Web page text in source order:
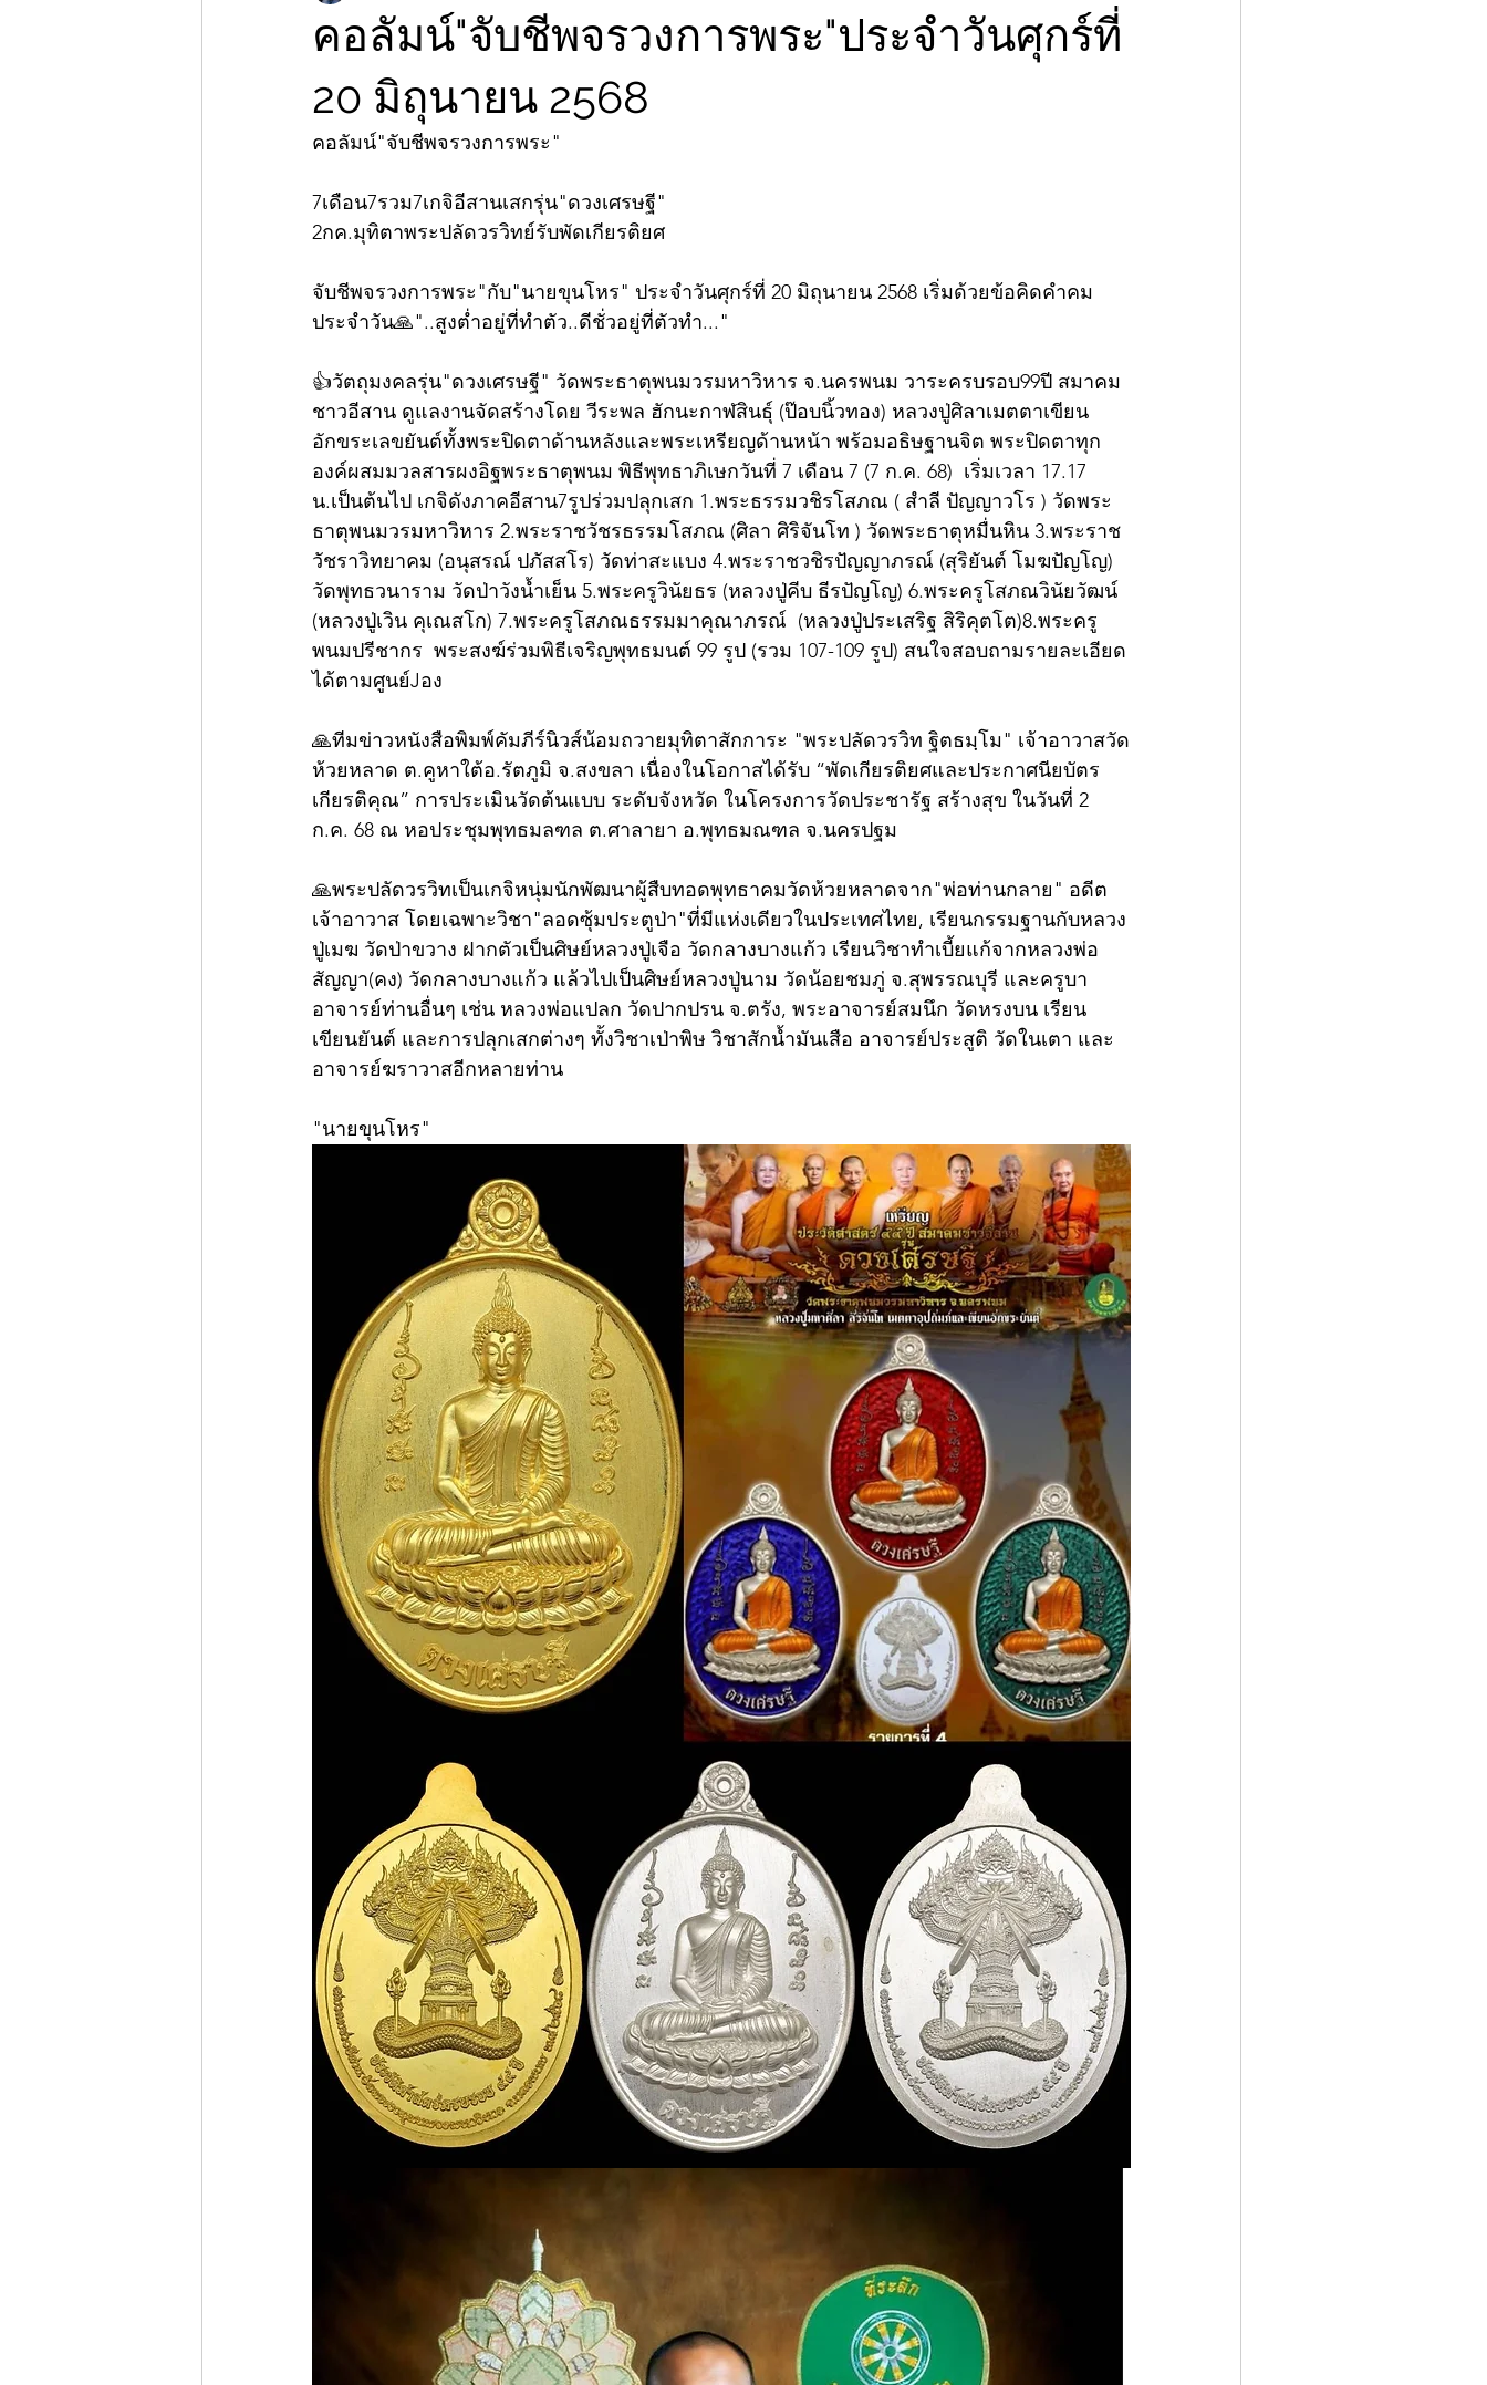
คอลัมน์"จับชีพจรวงการพระ"ประจำวันศุกร์ที่
20 มิถุนายน 2568
คอลัมน์"จับชีพจรวงการพระ"
7เดือน7รวม7เกจิอีสานเสกรุ่น"ดวงเศรษฐี"
2กค.มุทิตาพระปลัดวรวิทย์รับพัดเกียรติยศ
จับชีพจรวงการพระ"กับ"นายขุนโหร" ประจำวันศุกร์ที่ 20 มิถุนายน 2568 เริ่มด้วยข้อคิดคำคม
ประจำวัน🙏"..สูงต่ำอยู่ที่ทำตัว..ดีชั่วอยู่ที่ตัวทำ..."
👍วัตถุมงคลรุ่น"ดวงเศรษฐี" วัดพระธาตุพนมวรมหาวิหาร จ.นครพนม วาระครบรอบ99ปี สมาคม
ชาวอีสาน ดูแลงานจัดสร้างโดย วีระพล ฮักนะกาฬสินธุ์ (ป๊อบนิ้วทอง) หลวงปู่ศิลาเมตตาเขียน
อักขระเลขยันต์ทั้งพระปิดตาด้านหลังและพระเหรียญด้านหน้า พร้อมอธิษฐานจิต พระปิดตาทุก
องค์ผสมมวลสารผงอิฐพระธาตุพนม พิธีพุทธาภิเษกวันที่ 7 เดือน 7 (7 ก.ค. 68)  เริ่มเวลา 17.17
น.เป็นต้นไป เกจิดังภาคอีสาน7รูปร่วมปลุกเสก 1.พระธรรมวชิรโสภณ ( สำลี ปัญญาวโร ) วัดพระ
ธาตุพนมวรมหาวิหาร 2.พระราชวัชรธรรมโสภณ (ศิลา ศิริจันโท ) วัดพระธาตุหมื่นหิน 3.พระราช
วัชราวิทยาคม (อนุสรณ์ ปภัสสโร) วัดท่าสะแบง 4.พระราชวชิรปัญญาภรณ์ (สุริยันต์ โมฆปัญโญ)
วัดพุทธวนาราม วัดป่าวังน้ำเย็น 5.พระครูวินัยธร (หลวงปู่คีบ ธีรปัญโญ) 6.พระครูโสภณวินัยวัฒน์
(หลวงปู่เวิน คุเณสโก) 7.พระครูโสภณธรรมมาคุณาภรณ์  (หลวงปู่ประเสริฐ สิริคุตโต)8.พระครู
พนมปรีชากร  พระสงฆ์ร่วมพิธีเจริญพุทธมนต์ 99 รูป (รวม 107-109 รูป) สนใจสอบถามรายละเอียด
ได้ตามศูนย์Jอง
🙏ทีมข่าวหนังสือพิมพ์คัมภีร์นิวส์น้อมถวายมุทิตาสักการะ "พระปลัดวรวิท ฐิตธมฺโม" เจ้าอาวาสวัด
ห้วยหลาด ต.คูหาใต้อ.รัตภูมิ จ.สงขลา เนื่องในโอกาสได้รับ “พัดเกียรติยศและประกาศนียบัตร
เกียรติคุณ” การประเมินวัดต้นแบบ ระดับจังหวัด ในโครงการวัดประชารัฐ สร้างสุข ในวันที่ 2
ก.ค. 68 ณ หอประชุมพุทธมลฑล ต.ศาลายา อ.พุทธมณฑล จ.นครปฐม
🙏พระปลัดวรวิทเป็นเกจิหนุ่มนักพัฒนาผู้สืบทอดพุทธาคมวัดห้วยหลาดจาก"พ่อท่านกลาย" อดีต
เจ้าอาวาส โดยเฉพาะวิชา"ลอดซุ้มประตูป่า"ที่มีแห่งเดียวในประเทศไทย, เรียนกรรมฐานกับหลวง
ปู่เมฆ วัดป่าขวาง ฝากตัวเป็นศิษย์หลวงปู่เจือ วัดกลางบางแก้ว เรียนวิชาทำเบี้ยแก้จากหลวงพ่อ
สัญญา(คง) วัดกลางบางแก้ว แล้วไปเป็นศิษย์หลวงปู่นาม วัดน้อยชมภู่ จ.สุพรรณบุรี และครูบา
อาจารย์ท่านอื่นๆ เช่น หลวงพ่อแปลก วัดปากปรน จ.ตรัง, พระอาจารย์สมนึก วัดหรงบน เรียน
เขียนยันต์ และการปลุกเสกต่างๆ ทั้งวิชาเป่าพิษ วิชาสักน้ำมันเสือ อาจารย์ประสูติ วัดในเตา และ
อาจารย์ฆราวาสอีกหลายท่าน
"นายขุนโหร"